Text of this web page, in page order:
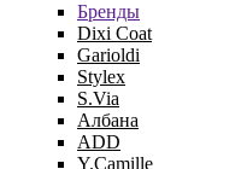
Бренды
Dixi Coat
Garioldi
Stylex
S.Via
Албана
ADD
Y.Camille